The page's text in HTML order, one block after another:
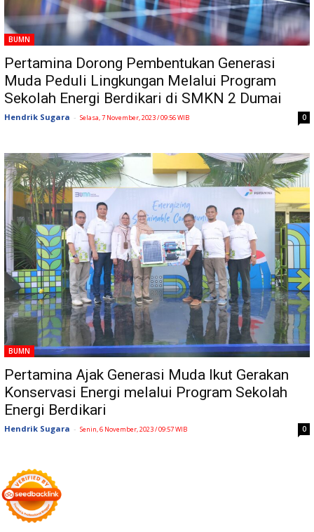
BUMN
Pertamina Dorong Pembentukan Generasi
Muda Peduli Lingkungan Melalui Program
Sekolah Energi Berdikari di SMKN 2 Dumai
Hendrik Sugara - Selasa, 7 November, 2023 / 09:56 WIB 0
BUMN
Pertamina Ajak Generasi Muda Ikut Gerakan
Konservasi Energi melalui Program Sekolah
Energi Berdikari
Hendrik Sugara - Senin, 6 November, 2023 / 09:57 WIB 0